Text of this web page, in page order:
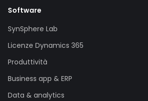
Software
SynSphere Lab
Licenze Dynamics 365
Produttività
Business app & ERP
Data & analytics